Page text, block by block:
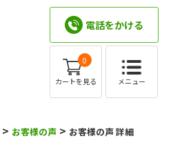
電話をかける
0
カートを見る メニュー
> お客様の声 > お客様の声 詳細